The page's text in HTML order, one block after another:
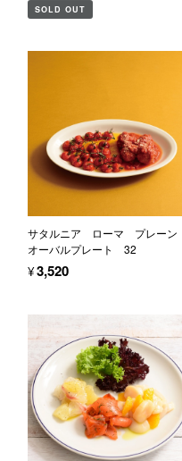
SOLD OUT
サタルニア ローマ プレーン
オーバルプレート 32
¥3,520